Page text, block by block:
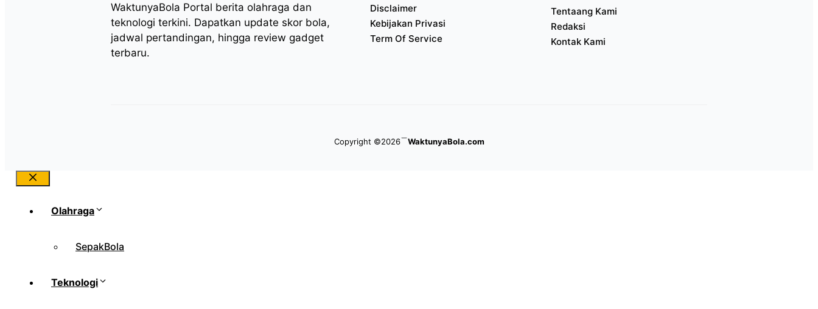
WaktunyaBola Portal berita olahraga dan
teknologi terkini. Dapatkan update skor bola,
jadwal pertandingan, hingga review gadget
terbaru.
Disclaimer
Kebijakan Privasi
Term Of Service
Tentaang Kami
Redaksi
Kontak Kami
Copyright ©2026 WaktunyaBola.com
Close
Olahraga
SepakBola
Teknologi